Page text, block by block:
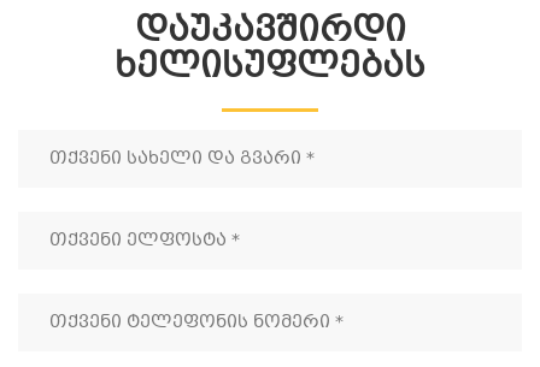
დაუკავშირდი
ხელისუფლებას